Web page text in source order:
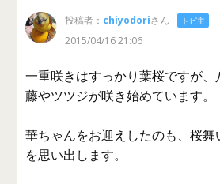
投稿者： chiyodoriさん トピ主
2015/04/16 21:06
一重咲きはすっかり葉桜ですが、
藤やツツジが咲き始めています。
華ちゃんをお迎えしたのも、桜
を思い出します。